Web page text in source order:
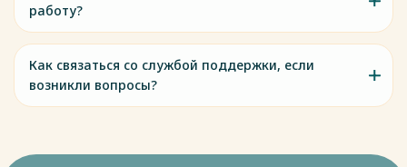
работу?
Как связаться со службой поддержки, если
возникли вопросы?